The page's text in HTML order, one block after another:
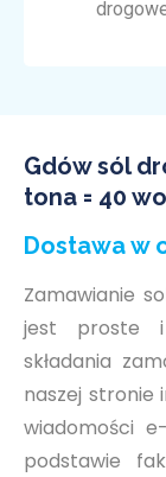
Gdów sól
tona = 40
Dostawa w
Zamawianie
jest proste i
składania
naszej stronie
wiadomości
podstawie